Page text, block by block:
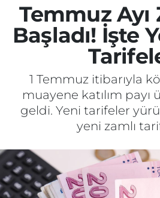
Temmuz
Başladı! İşte
1 Temmuz itibarıyla
muayene katılım payı
geldi. Yeni tarifeler
yeni zamlı
ASAYİŞ
SİYASET
SAĞLIK
SPOR
MAGAZİN
İletişim
Künye
Süper Lig Puan
Tüm Manşetler
Son Dakika Haberleri
Haber Arşivi